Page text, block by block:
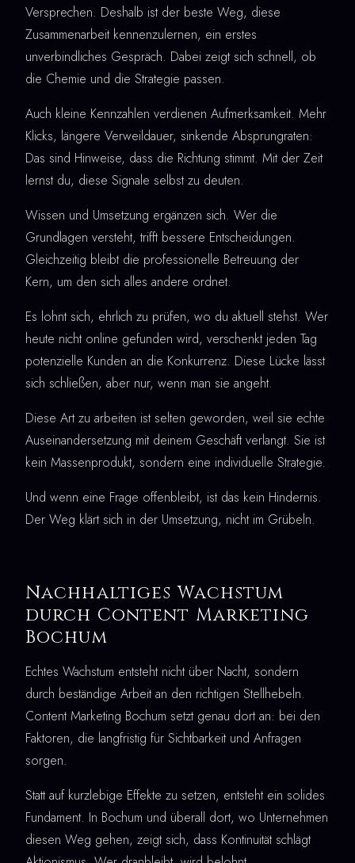
Versprechen. Deshalb ist der beste Weg, diese
Zusammenarbeit kennenzulernen, ein erstes
unverbindliches Gespräch. Dabei zeigt sich schnell, ob
die Chemie und die Strategie passen.
Auch kleine Kennzahlen verdienen Aufmerksamkeit. Mehr
Klicks, längere Verweildauer, sinkende Absprungraten:
Das sind Hinweise, dass die Richtung stimmt. Mit der Zeit
lernst du, diese Signale selbst zu deuten.
Wissen und Umsetzung ergänzen sich. Wer die
Grundlagen versteht, trifft bessere Entscheidungen.
Gleichzeitig bleibt die professionelle Betreuung der
Kern, um den sich alles andere ordnet.
Es lohnt sich, ehrlich zu prüfen, wo du aktuell stehst. Wer
heute nicht online gefunden wird, verschenkt jeden Tag
potenzielle Kunden an die Konkurrenz. Diese Lücke lässt
sich schließen, aber nur, wenn man sie angeht.
Diese Art zu arbeiten ist selten geworden, weil sie echte
Auseinandersetzung mit deinem Geschäft verlangt. Sie ist
kein Massenprodukt, sondern eine individuelle Strategie.
Und wenn eine Frage offenbleibt, ist das kein Hindernis.
Der Weg klärt sich in der Umsetzung, nicht im Grübeln.
Nachhaltiges Wachstum
durch Content Marketing
Bochum
Echtes Wachstum entsteht nicht über Nacht, sondern
durch beständige Arbeit an den richtigen Stellhebeln.
Content Marketing Bochum setzt genau dort an: bei den
Faktoren, die langfristig für Sichtbarkeit und Anfragen
sorgen.
Statt auf kurzlebige Effekte zu setzen, entsteht ein solides
Fundament. In Bochum und überall dort, wo Unternehmen
diesen Weg gehen, zeigt sich, dass Kontinuität schlägt